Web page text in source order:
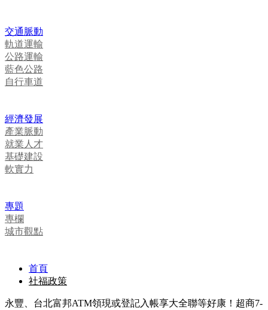
交通脈動
軌道運輸
公路運輸
藍色公路
自行車道
經濟發展
產業脈動
就業人才
基礎建設
軟實力
專題
專欄
城市觀點
首頁
社福政策
永豐、台北富邦ATM領現或登記入帳享大全聯等好康！超商7-